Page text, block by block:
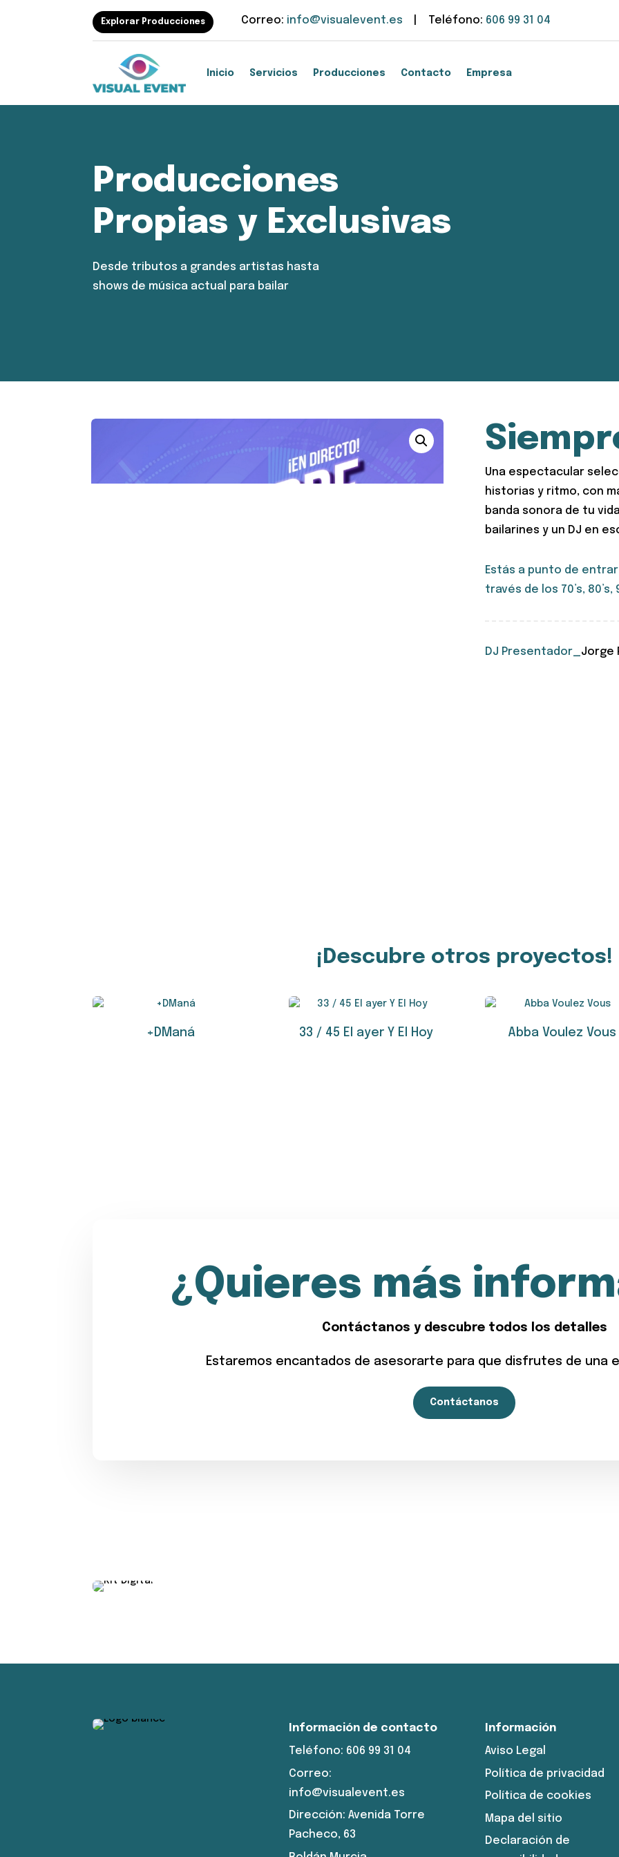
Explorar Producciones Correo: info@visualevent.es | Teléfono: 606 99 31 04
Inicio Servicios Producciones Contacto Empresa
Producciones
Propias y Exclusivas
Desde tributos a grandes artistas hasta
shows de música actual para bailar
Una espectacular
historias y ritmo, con
banda sonora de tu
bailarines y un DJ en
Estás a punto de
través de los 70’s, 80’s,
DJ Presentador_ Jorge
¡Descubre otros proyectos!
+DManá 33 / 45 El ayer Y El Hoy Abba Voulez Vous
¿Quieres más
Contáctanos y descubre todos los detalles
Estaremos encantados de asesorarte para que disfrutes de una
Contáctanos
Información de contacto
Teléfono: 606 99 31 04
Correo:
info@visualevent.es
Dirección: Avenida Torre
Pacheco, 63
Información
Aviso Legal
Política de privacidad
Política de cookies
Mapa del sitio
Declaración de